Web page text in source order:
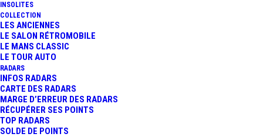
INSOLITES
COLLECTION
LES ANCIENNES
LE SALON RÉTROMOBILE
LE MANS CLASSIC
LE TOUR AUTO
RADARS
INFOS RADARS
CARTE DES RADARS
MARGE D’ERREUR DES RADARS
RÉCUPÉRER SES POINTS
TOP RADARS
SOLDE DE POINTS
DES PIÈCES DÉTACHÉES AU
CŒUR DE L’ÉCONOMIE
4 Minutes